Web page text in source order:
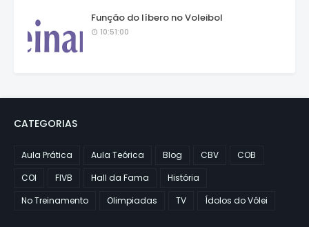
Função do líbero no Voleibol
10:51:00
CATEGORIAS
Aula Prática Aula Teórica Blog CBV
COB
COI
FIVB Hall da Fama
História
No Treinamento
Olimpiadas TV Ídolos do Vôlei